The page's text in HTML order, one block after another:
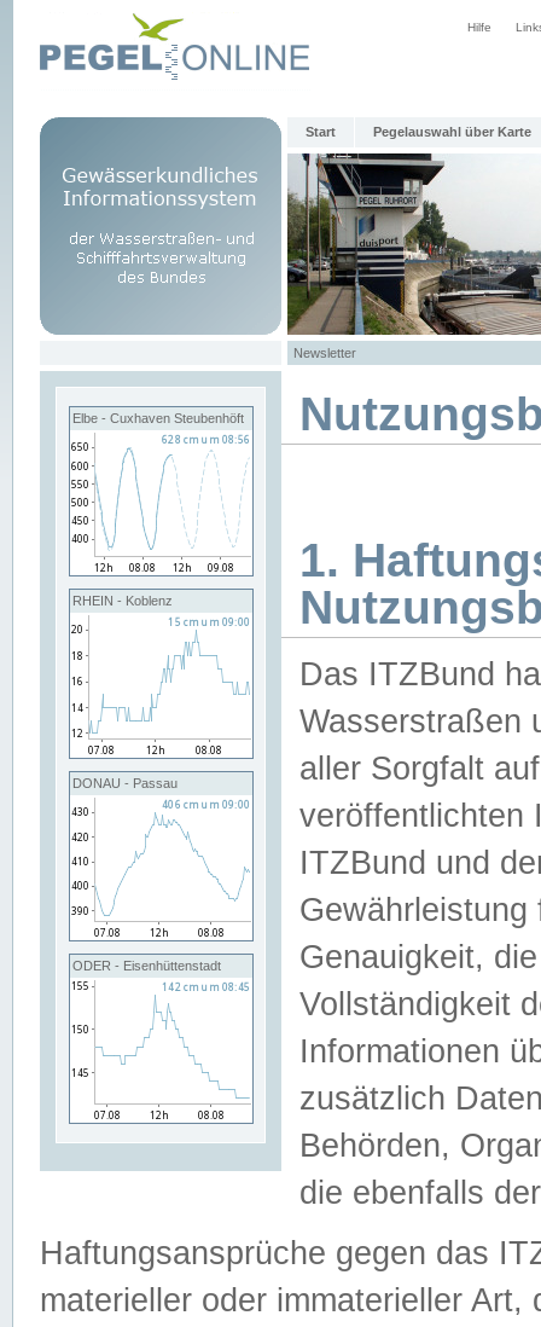
Hilfe
Start Pegelauswahl über Karte
Newsletter
Elbe - Cuxhaven Steubenhöft
RHEIN - Koblenz
DONAU - Passau
ODER - Eisenhüttenstadt
1.
Das ITZBund
Wasserstraßen
aller Sorgfalt
veröffentlichten
ITZBund und
Genauigkeit,
Vollständigkeit
Informationen
zusätzlich
Behörden,
die ebenfalls
Haftungsansprüche gegen das
materieller oder immaterieller